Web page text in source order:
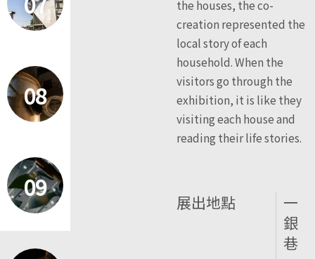
08
09
the houses, the co-
creation represented the
local story of each
household. When the
visitors go through the
exhibition, it is like they
visiting each house and
reading their life stories.
展出地點
一
銀
巷